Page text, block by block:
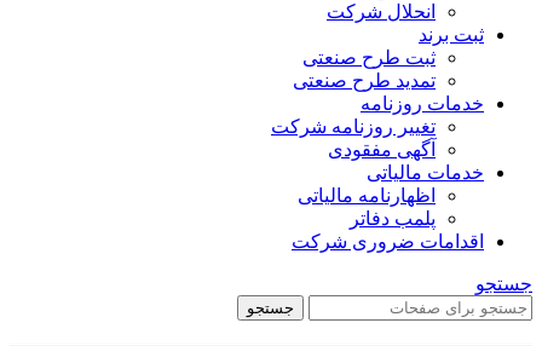
انحلال شرکت
ثبت برند
ثبت طرح صنعتی
تمدید طرح صنعتی
خدمات روزنامه
تغییر روزنامه شرکت
آگهی مفقودی
خدمات مالیاتی
اظهارنامه مالیاتی
پلمب دفاتر
اقدامات ضروری شرکت
جستجو
جستجو